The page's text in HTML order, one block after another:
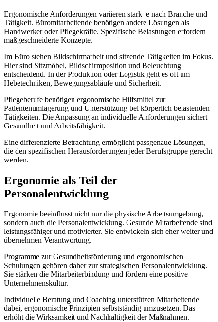
Ergonomische Anforderungen variieren stark je nach Branche und
Tätigkeit. Büromitarbeitende benötigen andere Lösungen als
Handwerker oder Pflegekräfte. Spezifische Belastungen erfordern
maßgeschneiderte Konzepte.
Im Büro stehen Bildschirmarbeit und sitzende Tätigkeiten im Fokus.
Hier sind Sitzmöbel, Bildschirmposition und Beleuchtung
entscheidend. In der Produktion oder Logistik geht es oft um
Hebetechniken, Bewegungsabläufe und Sicherheit.
Pflegeberufe benötigen ergonomische Hilfsmittel zur
Patientenumlagerung und Unterstützung bei körperlich belastenden
Tätigkeiten. Die Anpassung an individuelle Anforderungen sichert
Gesundheit und Arbeitsfähigkeit.
Eine differenzierte Betrachtung ermöglicht passgenaue Lösungen,
die den spezifischen Herausforderungen jeder Berufsgruppe gerecht
werden.
Ergonomie als Teil der
Personalentwicklung
Ergonomie beeinflusst nicht nur die physische Arbeitsumgebung,
sondern auch die Personalentwicklung. Gesunde Mitarbeitende sind
leistungsfähiger und motivierter. Sie entwickeln sich eher weiter und
übernehmen Verantwortung.
Programme zur Gesundheitsförderung und ergonomischen
Schulungen gehören daher zur strategischen Personalentwicklung.
Sie stärken die Mitarbeiterbindung und fördern eine positive
Unternehmenskultur.
Individuelle Beratung und Coaching unterstützen Mitarbeitende
dabei, ergonomische Prinzipien selbstständig umzusetzen. Das
erhöht die Wirksamkeit und Nachhaltigkeit der Maßnahmen.